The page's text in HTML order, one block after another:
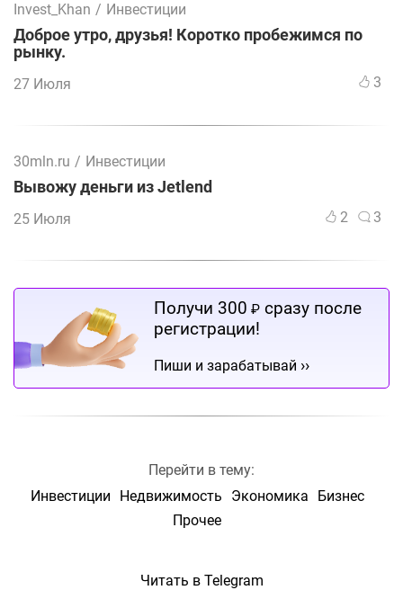
Invest_Khan / Инвестиции
Доброе утро, друзья! Коротко пробежимся по
рынку.
27 Июля 3
30mln.ru / Инвестиции
Вывожу деньги из Jetlend
25 Июля 2 3
Получи 300 ₽ сразу после
регистрации!
Пиши и зарабатывай ››
Перейти в тему:
Инвестиции
Недвижимость Экономика
Бизнес
Прочее
Читать в Telegram